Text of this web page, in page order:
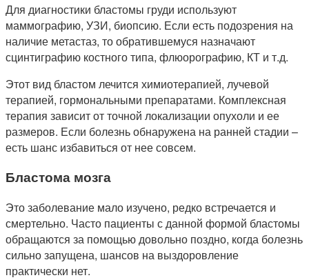
Для диагностики бластомы груди используют
маммографию, УЗИ, биопсию. Если есть подозрения на
наличие метастаз, то обратившемуся назначают
сцинтиграфию костного типа, флюорографию, КТ и т.д.
Этот вид бластом лечится химиотерапией, лучевой
терапией, гормональными препаратами. Комплексная
терапия зависит от точной локализации опухоли и ее
размеров. Если болезнь обнаружена на ранней стадии –
есть шанс избавиться от нее совсем.
Бластома мозга
Это заболевание мало изучено, редко встречается и
смертельно. Часто пациенты с данной формой бластомы
обращаются за помощью довольно поздно, когда болезнь
сильно запущена, шансов на выздоровление
практически нет.